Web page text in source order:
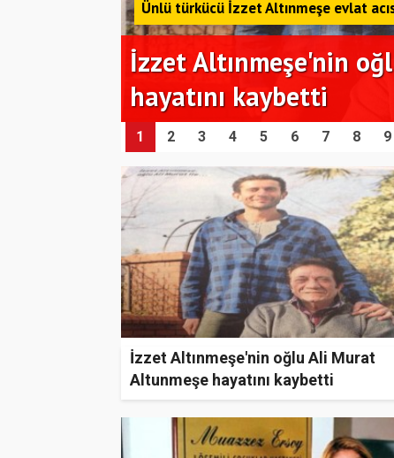
1 2 3 4 5 6 7 8 9
İzzet Altınmeşe'nin oğlu Ali Murat
Altunmeşe hayatını kaybetti